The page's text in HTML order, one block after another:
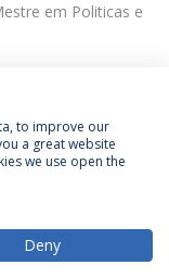
em Politicas e
Condições
to improve our
a great website
we use open the
Deny